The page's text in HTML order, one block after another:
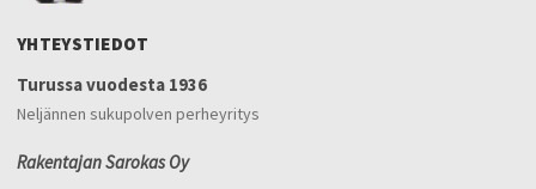
YHTEYSTIEDOT
Turussa vuodesta 1936
Neljännen sukupolven perheyritys
Rakentajan Sarokas Oy